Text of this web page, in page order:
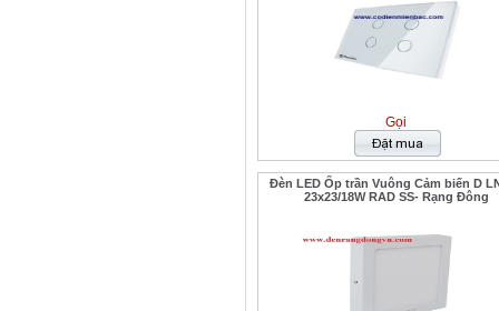
Gọi
Đèn LED Ốp trần Vuông Cảm biến D
23x23/18W RAD SS- Rạng Đông